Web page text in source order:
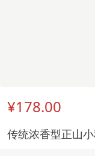
¥178.00
传统浓香型正山